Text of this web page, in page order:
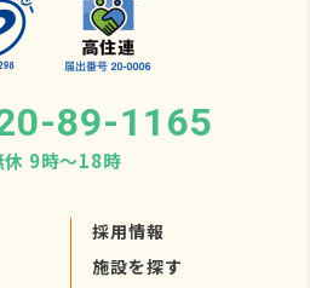
89-1165
休 9時〜18時
採用情報
施設を探す